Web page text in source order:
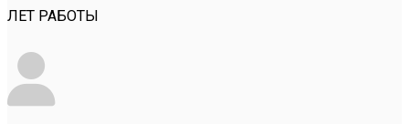
ЛЕТ РАБОТЫ